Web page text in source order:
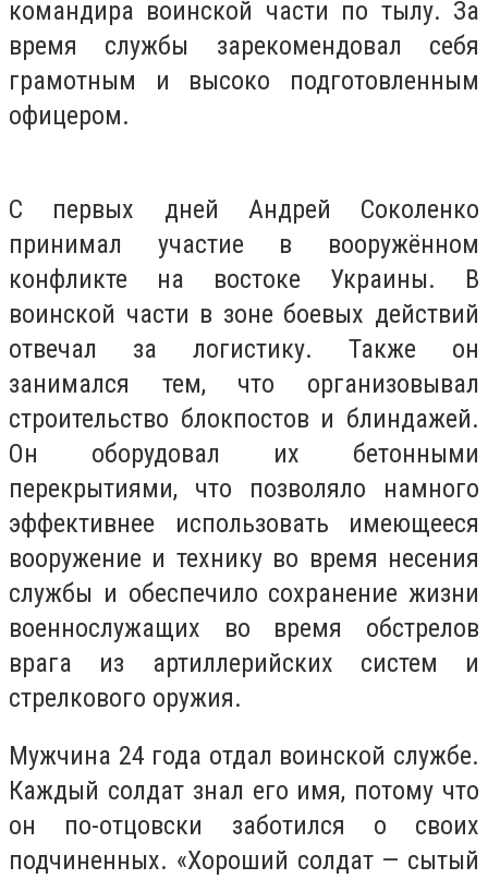
командира воинской части по тылу. За
время службы зарекомендовал себя
грамотным и высоко подготовленным
офицером.
С первых дней Андрей Соколенко
принимал участие в вооружённом
конфликте на востоке Украины. В
воинской части в зоне боевых действий
отвечал за логистику. Также он
занимался тем, что организовывал
строительство блокпостов и блиндажей.
Он оборудовал их бетонными
перекрытиями, что позволяло намного
эффективнее использовать имеющееся
вооружение и технику во время несения
службы и обеспечило сохранение жизни
военнослужащих во время обстрелов
врага из артиллерийских систем и
стрелкового оружия.
Мужчина 24 года отдал воинской службе.
Каждый солдат знал его имя, потому что
он по-отцовски заботился о своих
подчиненных. «Хороший солдат — сытый